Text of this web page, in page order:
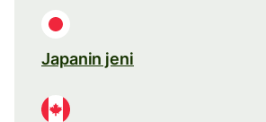
Japanin jeni